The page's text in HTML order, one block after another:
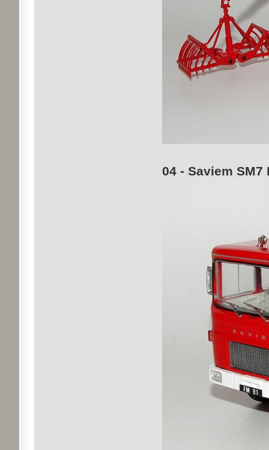
04 - Saviem